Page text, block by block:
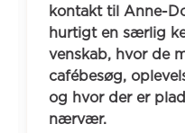
kontakt til Anne-
hurtigt en særlig
venskab, hvor de
cafébesøg,
og hvor der er
nærvær.